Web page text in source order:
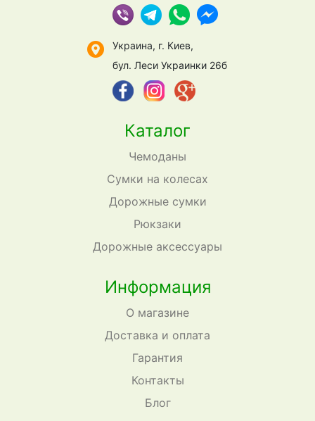
Каталог
Чемоданы
Сумки на колесах
Дорожные сумки
Рюкзаки
Дорожные аксессуары
Информация
О магазине
Доставка и оплата
Гарантия
Контакты
Блог
Украина, г. Киев,
бул. Леси Украинки 26б